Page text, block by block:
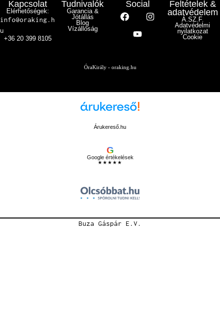
Kapcsolat
Elérhetőségek:
info@oraking.h
u
+36 20 399 8105
Tudnivalók
Garancia &
Jótállás
Blog
Vízállóság
Social
Feltételek &
adatvédelem
Á.SZ.F.
Adatvédelmi
nyilatkozat
Cookie
ÓraKirály - oraking.hu
Árukereső.hu
G
Google értékelések
★★★★★
Buza Gáspár E.V.